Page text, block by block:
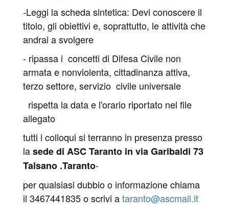
-Leggi la scheda sintetica: Devi conoscere il
titolo, gli obiettivi e, soprattutto, le attività che
andrai a svolgere
- ripassa i concetti di Difesa Civile non
armata e nonviolenta, cittadinanza attiva,
terzo settore, servizio civile universale
rispetta la data e l'orario riportato nel file
allegato
tutti i colloqui si terranno in presenza presso
lasede di ASC Taranto in via Garibaldi 73
Talsano .Taranto-
per qualsiasi dubbio o informazione chiama
il 3467441835 o scrivi ataranto@ascmail.it